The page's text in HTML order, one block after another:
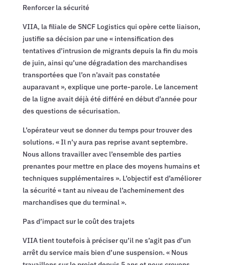
Renforcer la sécurité
VIIA, la filiale de SNCF Logistics qui opère cette liaison,
justifie sa décision par une « intensification des
tentatives d’intrusion de migrants depuis la fin du mois
de juin, ainsi qu’une dégradation des marchandises
transportées que l’on n’avait pas constatée
auparavant », explique une porte-parole. Le lancement
de la ligne avait déjà été différé en début d’année pour
des questions de sécurisation.
L’opérateur veut se donner du temps pour trouver des
solutions. « Il n’y aura pas reprise avant septembre.
Nous allons travailler avec l’ensemble des parties
prenantes pour mettre en place des moyens humains et
techniques supplémentaires ». L’objectif est d’améliorer
la sécurité « tant au niveau de l’acheminement des
marchandises que du terminal ».
Pas d’impact sur le coût des trajets
VIIA tient toutefois à préciser qu’il ne s’agit pas d’un
arrêt du service mais bien d’une suspension. « Nous